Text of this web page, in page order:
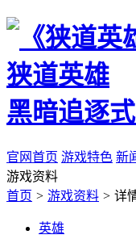
狭道英雄
黑暗追逐
官网首页 游戏特色 新
游戏资料
首页 > 游戏资料 > 详
英雄